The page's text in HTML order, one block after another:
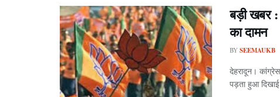
बड़ी खबर
का दामन
BY SEEMAUKB
देहरादून।
पड़ता हुआ